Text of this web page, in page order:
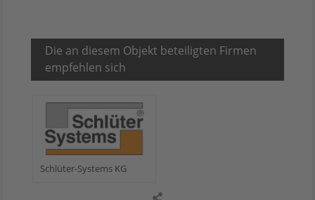
Die an diesem Objekt beteiligten Firmen
empfehlen sich
Schlüter-Systems KG